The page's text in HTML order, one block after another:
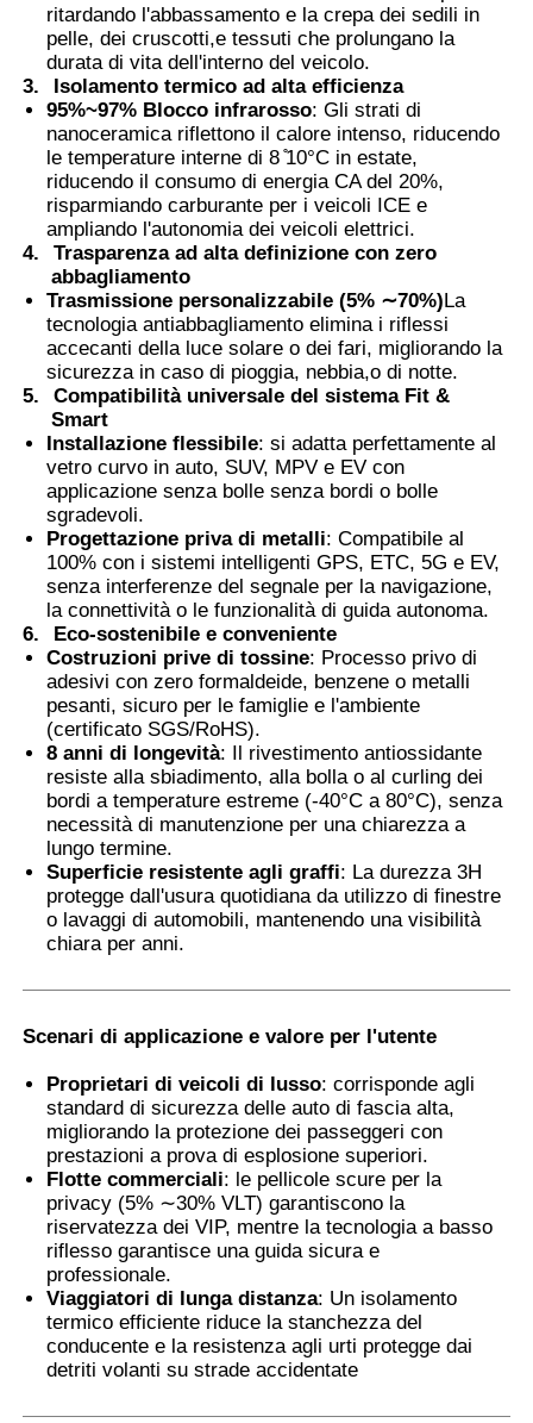
Pellicola PVB Termocromica
ritardando l'abbassamento e la crepa dei sedili in
pelle, dei cruscotti,e tessuti che prolungano la
durata di vita dell'interno del veicolo.
3.
Isolamento termico ad alta efficienza
95%~97% Blocco infrarosso: Gli strati di
nanoceramica riflettono il calore intenso, riducendo
le temperature interne di 8 ̊10°C in estate,
riducendo il consumo di energia CA del 20%,
risparmiando carburante per i veicoli ICE e
ampliando l'autonomia dei veicoli elettrici.
4.
Trasparenza ad alta definizione con zero
abbagliamento
Trasmissione personalizzabile (5% ∼70%)La
tecnologia antiabbagliamento elimina i riflessi
accecanti della luce solare o dei fari, migliorando la
sicurezza in caso di pioggia, nebbia,o di notte.
5.
Compatibilità universale del sistema Fit &
Smart
Installazione flessibile: si adatta perfettamente al
vetro curvo in auto, SUV, MPV e EV con
applicazione senza bolle senza bordi o bolle
sgradevoli.
Progettazione priva di metalli: Compatibile al
100% con i sistemi intelligenti GPS, ETC, 5G e EV,
senza interferenze del segnale per la navigazione,
la connettività o le funzionalità di guida autonoma.
6.
Eco-sostenibile e conveniente
Costruzioni prive di tossine: Processo privo di
adesivi con zero formaldeide, benzene o metalli
pesanti, sicuro per le famiglie e l'ambiente
(certificato SGS/RoHS).
8 anni di longevità: Il rivestimento antiossidante
resiste alla sbiadimento, alla bolla o al curling dei
bordi a temperature estreme (-40°C a 80°C), senza
necessità di manutenzione per una chiarezza a
lungo termine.
Superficie resistente agli graffi: La durezza 3H
protegge dall'usura quotidiana da utilizzo di finestre
o lavaggi di automobili, mantenendo una visibilità
chiara per anni.
Scenari di applicazione e valore per l'utente
Proprietari di veicoli di lusso: corrisponde agli
standard di sicurezza delle auto di fascia alta,
migliorando la protezione dei passeggeri con
prestazioni a prova di esplosione superiori.
Flotte commerciali: le pellicole scure per la
privacy (5% ∼30% VLT) garantiscono la
riservatezza dei VIP, mentre la tecnologia a basso
riflesso garantisce una guida sicura e
professionale.
Viaggiatori di lunga distanza: Un isolamento
termico efficiente riduce la stanchezza del
conducente e la resistenza agli urti protegge dai
detriti volanti su strade accidentate